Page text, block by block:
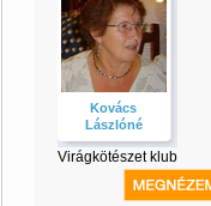
Kovács
Lászlóné
Virágkötészet klub